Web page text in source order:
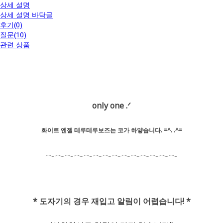
상세 설명
상세 설명 바닥글
후기(0)
질문(10)
관련 상품
only one .ᐟ
화이트 엔젤 테루테루보즈는 코가 하얗습니다. =^. .^=
𓂃𓂃𓂃𓂃𓂃𓂃𓂃𓂃𓂃𓂃𓂃𓂃𓂃𓂃
* 도자기의 경우 재입고 알림이 어렵습니다! *